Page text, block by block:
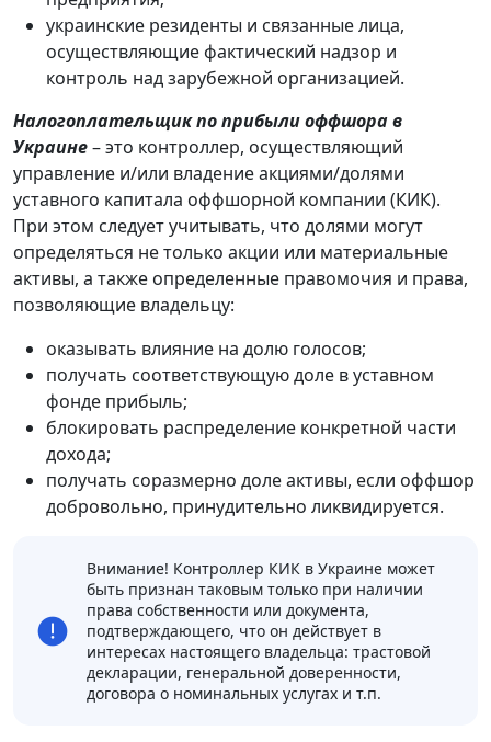
украинские резиденты и связанные лица,
осуществляющие фактический надзор и
контроль над зарубежной организацией.
Налогоплательщик по прибыли оффшора в
Украине– это контроллер, осуществляющий
управление и/или владение акциями/долями
уставного капитала оффшорной компании (КИК).
При этом следует учитывать, что долями могут
определяться не только акции или материальные
активы, а также определенные правомочия и права,
позволяющие владельцу:
оказывать влияние на долю голосов;
получать соответствующую доле в уставном
фонде прибыль;
блокировать распределение конкретной части
дохода;
получать соразмерно доле активы, если оффшор
добровольно, принудительно ликвидируется.
Внимание! Контроллер КИК в Украине может
быть признан таковым только при наличии
права собственности или документа,
подтверждающего, что он действует в
интересах настоящего владельца: трастовой
декларации, генеральной доверенности,
договора о номинальных услугах и т.п.